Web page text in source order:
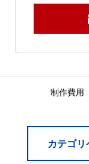
制作費用
カテゴ